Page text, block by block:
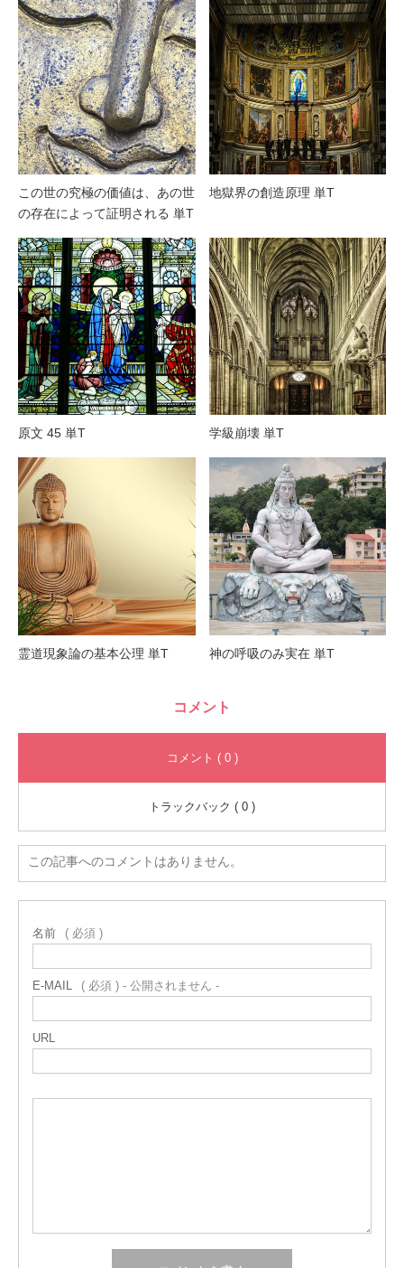
この世の究極の価値は、あの世
の存在によって証明される 単T
地獄界の創造原理 単T
原文 45 単T 学級崩壊 単T
霊道現象論の基本公理 単T 神の呼吸のみ実在 単T
コメント
コメント ( 0 )
トラックバック ( 0 )
この記事へのコメントはありません。
名前 ( 必須 )
E-MAIL ( 必須 ) - 公開されません -
URL